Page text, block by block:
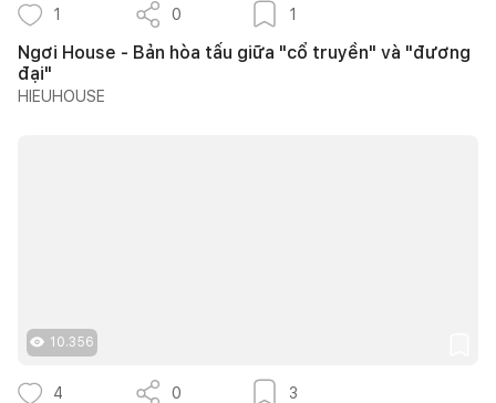
1 0 1
Ngơi House - Bản hòa tấu giữa "cổ truyền" và "đương
đại"
HIEUHOUSE
10.356
4 0 3